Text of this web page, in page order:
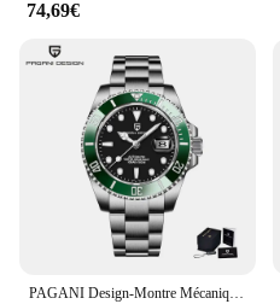
74,69€
PAGANI Design-Montre Mécanique existent en Acier Inoxydable pour Homme, Accessoire de Luxe, Étanche, 40mm, NH35A, Nouveauté 2024